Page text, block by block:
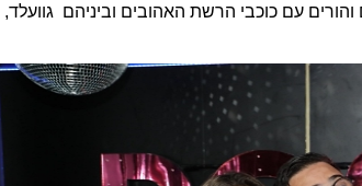
עם כוכבי הרשת האהובים וביניהם גוועלד,